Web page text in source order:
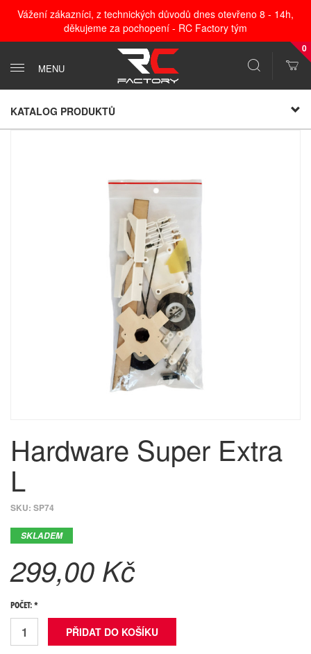
Vážení zákazníci, z technických důvodů dnes otevřeno 8 - 14h,
děkujeme za pochopení - RC Factory tým
MENU
0
KATALOG PRODUKTŮ
Hardware Super Extra
L
SKU: SP74
SKLADEM
299,00 Kč
POČET: *